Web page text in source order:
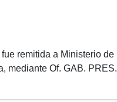
remitida a Ministerio de
mediante Of. GAB. PRES.